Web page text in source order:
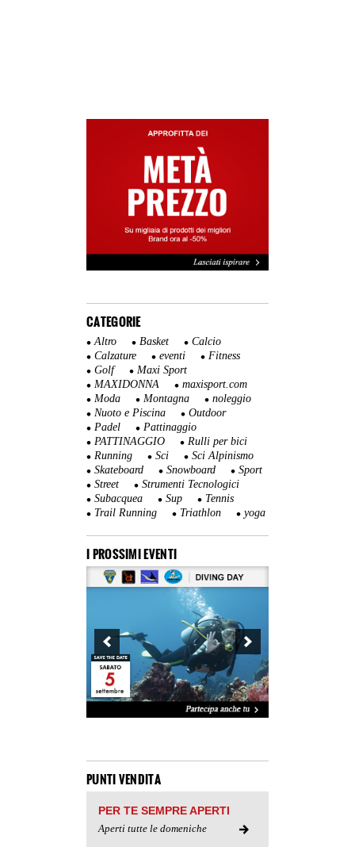
CATEGORIE
Altro Basket
Calcio
Calzature
eventi
Fitness
Golf
Maxi Sport
MAXIDONNA
maxisport.com
Moda
Montagna
noleggio
Nuoto e Piscina
Outdoor
Padel
Pattinaggio
PATTINAGGIO
Rulli per bici
Running
Sci
Sci Alpinismo
Skateboard
Snowboard
Sport
Street
Strumenti Tecnologici
Subacquea
Sup
Tennis
Trail Running
Triathlon yoga
I PROSSIMI EVENTI
PUNTI VENDITA
PER TE SEMPRE APERTI
Aperti tutte le domeniche